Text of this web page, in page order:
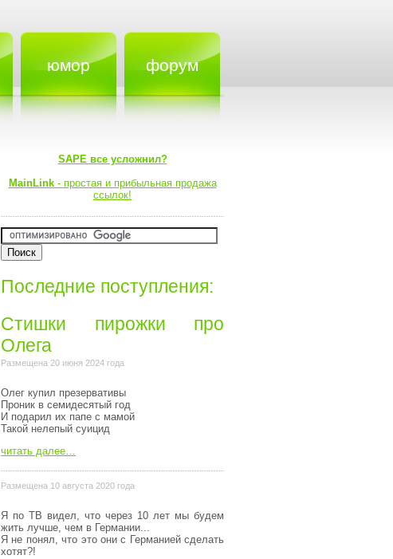
юмор форум
SAPE все усложнил?
MainLink- простая и прибыльная продажа
ссылок!
Последние поступления:
Стишки пирожки про
Олега⁠⁠
Размещена 20 июня 2024 года
Олег купил презервативы
Проник в семидесятый год
И подарил их папе с мамой
Такой нелепый суицид
читать далее…
Размещена 10 августа 2020 года
Я по ТВ видел, что через 10 лет мы будем
жить лучше, чем в Германии...
Я не понял, что это они с Германией сделать
хотят?!